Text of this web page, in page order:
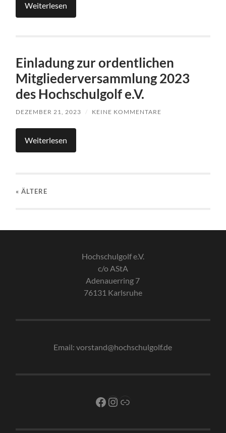
Weiterlesen
Einladung zur ordentlichen
Mitgliederversammlung 2023
des Hochschulgolf e.V.
DEZEMBER 21, 2023 / KEINE KOMMENTARE
Weiterlesen
« ÄLTERE
Hochschulgolf e.V.
c/o AStA
Adenauerring 7
76131 Karlsruhe
Email: vorstand@hochschulgolf.de
Facebook
Instagram
Link